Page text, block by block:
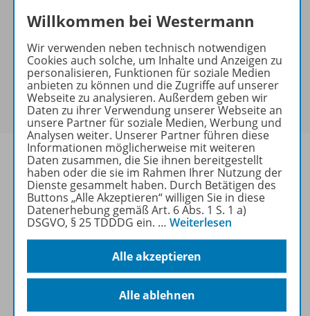
Mengenrabatt
Für dieses Produkt gibt es bei der Bestellung für Ihre
Klasse einenMengenrabatt. Der rabattierte Preis
wird Ihnen an der Kasse angezeigt.
Produktinformationen
Lizenzbedingungen
Zugehörige Produkte
Willkommen bei Westermann
Wir verwenden neben technisch notwendigen
Cookies auch solche, um Inhalte und Anzeigen zu
personalisieren, Funktionen für soziale Medien
anbieten zu können und die Zugriffe auf unserer
Webseite zu analysieren. Außerdem geben wir
Daten zu ihrer Verwendung unserer Webseite an
unsere Partner für soziale Medien, Werbung und
Analysen weiter. Unserer Partner führen diese
Informationen möglicherweise mit weiteren
Daten zusammen, die Sie ihnen bereitgestellt
haben oder die sie im Rahmen Ihrer Nutzung der
Dienste gesammelt haben. Durch Betätigen des
Buttons „Alle Akzeptieren“ willigen Sie in diese
Datenerhebung gemäß Art. 6 Abs. 1 S. 1 a)
DSGVO, § 25 TDDDG ein. … Weiterlesen
Alle akzeptieren
Alle ablehnen